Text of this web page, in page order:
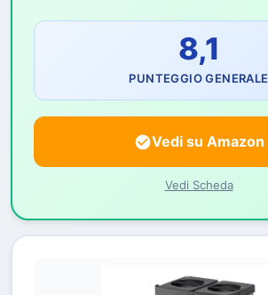
8,1
PUNTEGGIO GENERALE
Vedi su Amazon
Vedi Scheda